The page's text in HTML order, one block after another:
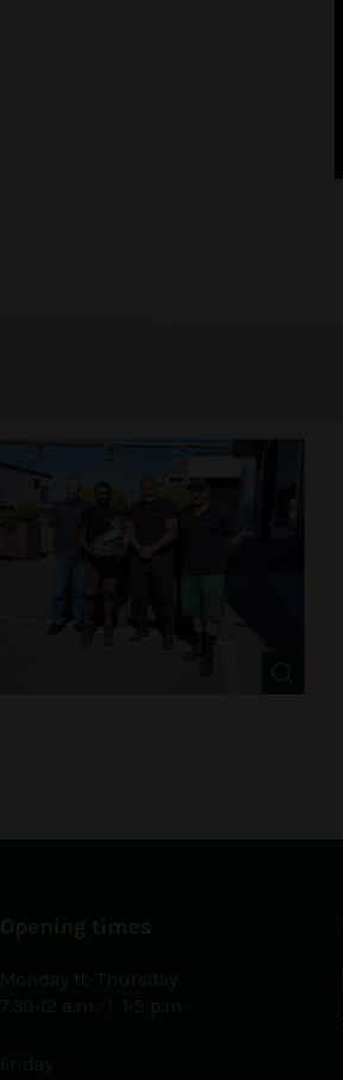
Opening times
Monday to Thursday
7.30-12 a.m. | 1-5 p.m.
Friday